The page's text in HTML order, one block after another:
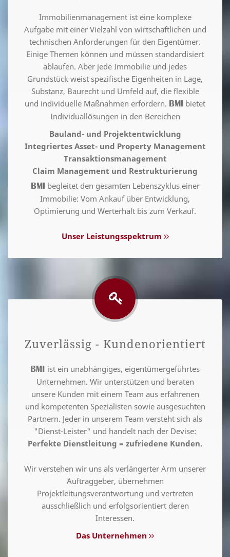
Immobilienmanagement ist eine komplexe
Aufgabe mit einer Vielzahl von wirtschaftlichen und
technischen Anforderungen für den Eigentümer.
Einige Themen können und müssen standardisiert
ablaufen. Aber jede Immobilie und jedes
Grundstück weist spezifische Eigenheiten in Lage,
Substanz, Baurecht und Umfeld auf, die flexible
und individuelle Maßnahmen erfordern. BMI bietet
Individuallösungen in den Bereichen
Bauland- und Projektentwicklung
Integriertes Asset- und Property Management
Transaktionsmanagement
Claim Management und Restrukturierung
BMIbegleitet den gesamten Lebenszyklus einer
Immobilie: Vom Ankauf über Entwicklung,
Optimierung und Werterhalt bis zum Verkauf.
Unser Leistungsspektrum
Zuverlässig - Kundenorientiert
BMI ist ein unabhängiges, eigentümergeführtes
Unternehmen. Wir unterstützen und beraten
unsere Kunden mit einem Team aus erfahrenen
und kompetenten Spezialisten sowie ausgesuchten
Partnern. Jeder in unserem Team versteht sich als
"Dienst-Leister" und handelt nach der Devise:
Perfekte Dienstleitung = zufriedene Kunden.
Wir verstehen wir uns als verlängerter Arm unserer
Auftraggeber, übernehmen
Projektleitungsverantwortung und vertreten
ausschließlich und erfolgsorientiert deren
Interessen.
Das Unternehmen